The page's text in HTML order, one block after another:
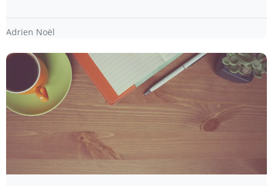
Adrien Noël